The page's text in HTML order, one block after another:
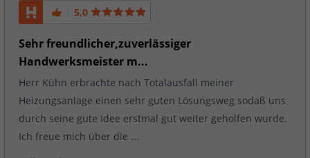
5,0
Sehr freundlicher,zuverlässiger
Handwerksmeister m...
Herr Kühn erbrachte nach Totalausfall meiner
Heizungsanlage einen sehr guten Lösungsweg sodaß uns
durch seine gute Idee erstmal gut weiter geholfen wurde.
Ich freue mich über die ...